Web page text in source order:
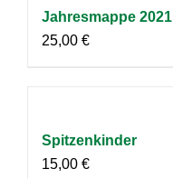
Jahresmappe 2021
25,00 €
Spitzenkinder
15,00 €